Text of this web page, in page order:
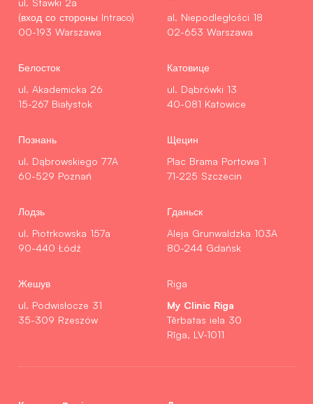
(вход со стороны Intraco)
00-193 Warszawa
al. Niepodległości 18
02-653 Warszawa
Белосток
ul. Akademicka 26
15-267 Białystok
Катовице
ul. Dąbrówki 13
40-081 Katowice
Познань
ul. Dąbrowskiego 77A
60-529 Poznań
Щецин
Plac Brama Portowa 1
71-225 Szczecin
Лодзь
ul. Piotrkowska 157a
90-440 Łódź
Гданьск
Aleja Grunwaldzka 103A
80-244 Gdańsk
Жешув
ul. Podwisłocze 31
35-309 Rzeszów
Riga
My Clinic Riga
Tērbatas iela 30
Rīga, LV-1011